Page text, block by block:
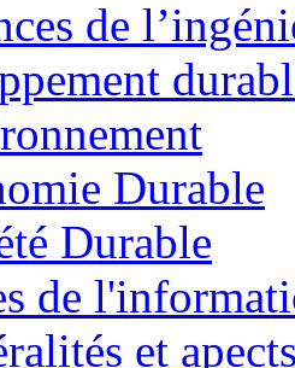
de
Durable
Durable
de
et